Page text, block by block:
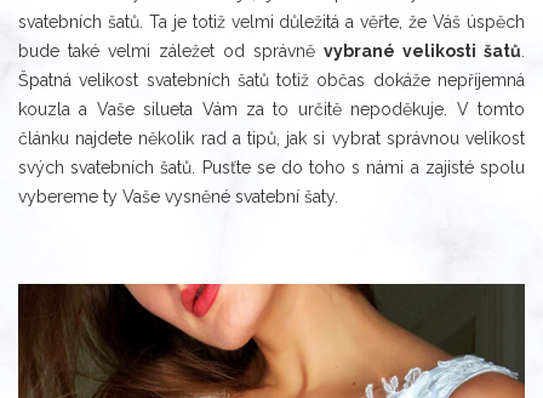
svatebních šatů. Ta je totiž velmi důležitá a věřte, že Váš úspěch
bude také velmi záležet od správně vybrané velikosti šatů
Špatná velikost svatebních šatů totiž občas dokáže nepříjemná
kouzla a Vaše silueta Vám za to určitě nepoděkuje. V tomto
článku najdete několik rad a tipů, jak si vybrat správnou velikost
svých svatebních šatů. Pusťte se do toho s námi a zajisté spolu
vybereme ty Vaše vysněné svatební šaty.